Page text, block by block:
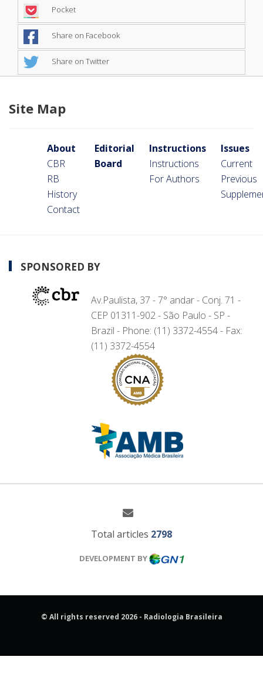
Pocket
Share on Facebook
Share on Twitter
Site Map
About
CBR
RB
History
Contact
Editorial
Board
Instructions
Instructions
For Authors
Issues
Current
Previous
SPONSORED BY
Av.Paulista, 37 - 7° andar - Conj. 71 -
CEP 01311-902 - São Paulo - SP -
Brazil - Phone: (11) 3372-4554 - Fax:
(11) 3372-4554
Total articles 2798
DEVELOPMENT BY
© All rights reserved 2026 - Radiologia Brasileira